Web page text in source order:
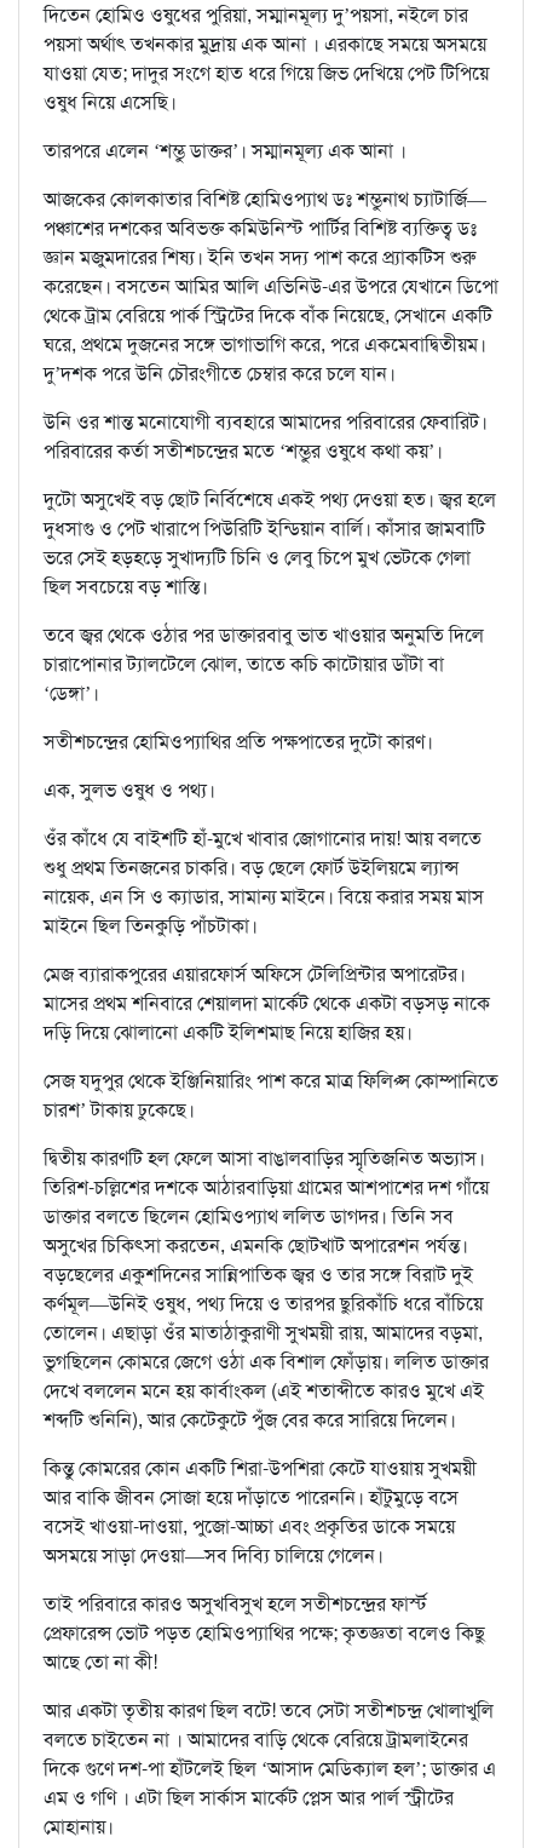
দিতেন হোমিও ওষুধের পুরিয়া, সম্মানমূল্য দু’পয়সা, নইলে চার
পয়সা অর্থাৎ তখনকার মুদ্রায় এক আনা । এরকাছে সময়ে অসময়ে
যাওয়া যেত; দাদুর সংগে হাত ধরে গিয়ে জিভ দেখিয়ে পেট টিপিয়ে
ওষুধ নিয়ে এসেছি।
তারপরে এলেন ‘শম্ভু ডাক্তর’। সম্মানমূল্য এক আনা ।
আজকের কোলকাতার বিশিষ্ট হোমিওপ্যাথ ডঃ শম্ভুনাথ চ্যাটার্জি—
পঞ্চাশের দশকের অবিভক্ত কমিউনিস্ট পার্টির বিশিষ্ট ব্যক্তিত্ব ডঃ
জ্ঞান মজুমদারের শিষ্য। ইনি তখন সদ্য পাশ করে প্র্যাকটিস শুরু
করেছেন। বসতেন আমির আলি এভিনিউ-এর উপরে যেখানে ডিপো
থেকে ট্রাম বেরিয়ে পার্ক স্ট্রিটের দিকে বাঁক নিয়েছে, সেখানে একটি
ঘরে, প্রথমে দুজনের সঙ্গে ভাগাভাগি করে, পরে একমেবাদ্বিতীয়ম।
দু’দশক পরে উনি চৌরংগীতে চেম্বার করে চলে যান।
উনি ওর শান্ত মনোযোগী ব্যবহারে আমাদের পরিবারের ফেবারিট।
পরিবারের কর্তা সতীশচন্দ্রের মতে ‘শম্ভুর ওষুধে কথা কয়’।
দুটো অসুখেই বড় ছোট নির্বিশেষে একই পথ্য দেওয়া হত। জ্বর হলে
দুধসাগু ও পেট খারাপে পিউরিটি ইন্ডিয়ান বার্লি। কাঁসার জামবাটি
ভরে সেই হড়হড়ে সুখাদ্যটি চিনি ও লেবু চিপে মুখ ভেটকে গেলা
ছিল সবচেয়ে বড় শাস্তি।
তবে জ্বর থেকে ওঠার পর ডাক্তারবাবু ভাত খাওয়ার অনুমতি দিলে
চারাপোনার ট্যালটেলে ঝোল, তাতে কচি কাটোয়ার ডাঁটা বা
‘ডেঙ্গা’।
সতীশচন্দ্রের হোমিওপ্যাথির প্রতি পক্ষপাতের দুটো কারণ।
এক, সুলভ ওষুধ ও পথ্য।
ওঁর কাঁধে যে বাইশটি হাঁ-মুখে খাবার জোগানোর দায়! আয় বলতে
শুধু প্রথম তিনজনের চাকরি। বড় ছেলে ফোর্ট উইলিয়মে ল্যান্স
নায়েক, এন সি ও ক্যাডার, সামান্য মাইনে। বিয়ে করার সময় মাস
মাইনে ছিল তিনকুড়ি পাঁচটাকা।
মেজ ব্যারাকপুরের এয়ারফোর্স অফিসে টেলিপ্রিন্টার অপারেটর।
মাসের প্রথম শনিবারে শেয়ালদা মার্কেট থেকে একটা বড়সড় নাকে
দড়ি দিয়ে ঝোলানো একটি ইলিশমাছ নিয়ে হাজির হয়।
সেজ যদুপুর থেকে ইঞ্জিনিয়ারিং পাশ করে মাত্র ফিলিপ্স কোম্পানিতে
চারশ’ টাকায় ঢুকেছে।
দ্বিতীয় কারণটি হল ফেলে আসা বাঙালবাড়ির স্মৃতিজনিত অভ্যাস।
তিরিশ-চল্লিশের দশকে আঠারবাড়িয়া গ্রামের আশপাশের দশ গাঁয়ে
ডাক্তার বলতে ছিলেন হোমিওপ্যাথ ললিত ডাগদর। তিনি সব
অসুখের চিকিৎসা করতেন, এমনকি ছোটখাট অপারেশন পর্যন্ত।
বড়ছেলের একুশদিনের সান্নিপাতিক জ্বর ও তার সঙ্গে বিরাট দুই
কর্ণমূল—উনিই ওষুধ, পথ্য দিয়ে ও তারপর ছুরিকাঁচি ধরে বাঁচিয়ে
তোলেন। এছাড়া ওঁর মাতাঠাকুরাণী সুখময়ী রায়, আমাদের বড়মা,
ভুগছিলেন কোমরে জেগে ওঠা এক বিশাল ফোঁড়ায়। ললিত ডাক্তার
দেখে বললেন মনে হয় কার্বাংকল (এই শতাব্দীতে কারও মুখে এই
শব্দটি শুনিনি), আর কেটেকুটে পুঁজ বের করে সারিয়ে দিলেন।
কিন্তু কোমরের কোন একটি শিরা-উপশিরা কেটে যাওয়ায় সুখময়ী
আর বাকি জীবন সোজা হয়ে দাঁড়াতে পারেননি। হাঁটুমুড়ে বসে
বসেই খাওয়া-দাওয়া, পুজো-আচ্চা এবং প্রকৃতির ডাকে সময়ে
অসময়ে সাড়া দেওয়া—সব দিব্যি চালিয়ে গেলেন।
তাই পরিবারে কারও অসুখবিসুখ হলে সতীশচন্দ্রের ফার্স্ট
প্রেফারেন্স ভোট পড়ত হোমিওপ্যাথির পক্ষে; কৃতজ্ঞতা বলেও কিছু
আছে তো না কী!
আর একটা তৃতীয় কারণ ছিল বটে! তবে সেটা সতীশচন্দ্র খোলাখুলি
বলতে চাইতেন না । আমাদের বাড়ি থেকে বেরিয়ে ট্রামলাইনের
দিকে গুণে দশ-পা হাঁটলেই ছিল ‘আসাদ মেডিক্যাল হল’; ডাক্তার এ
এম ও গণি । এটা ছিল সার্কাস মার্কেট প্লেস আর পার্ল স্ট্রীটের
মোহানায়।